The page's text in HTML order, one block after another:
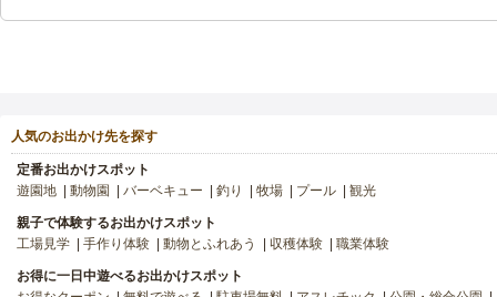
人気のお出かけ先を探す
定番お出かけスポット
遊園地
動物園 バーベキュー 釣り 牧場 プール 観光
親子で体験するお出かけスポット
工場見学
手作り体験 動物とふれあう 収穫体験 職業体験
お得に一日中遊べるお出かけスポット